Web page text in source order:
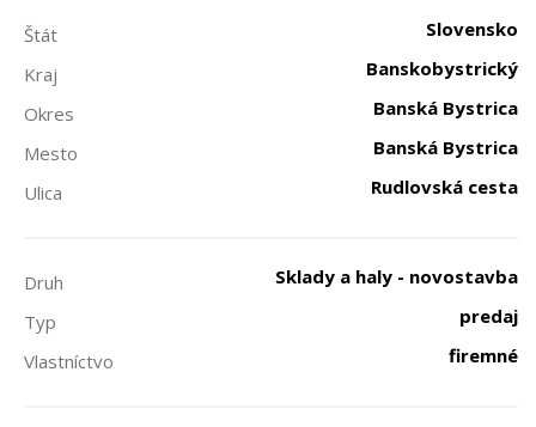
Štát
Slovensko
Kraj
Banskobystrický
Okres
Banská Bystrica
Mesto
Banská Bystrica
Ulica
Rudlovská cesta
Druh
Sklady a haly - novostavba
Typ
predaj
Vlastníctvo
firemné